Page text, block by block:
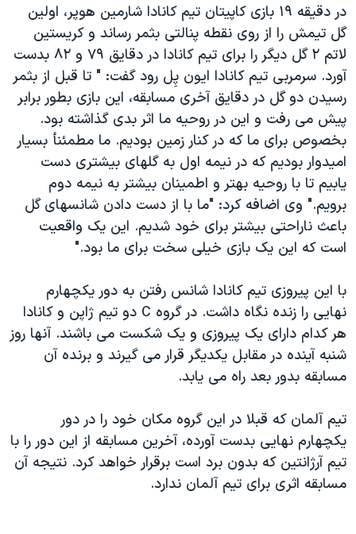
در دقيقه ۱۹ بازی کاپيتان تيم کانادا شارمين هوپر، اولين
گل تيمش را از روی نقطه پنالتی بثمر رساند و کريستين
لاتم ۲ گل ديگر را برای تيم کانادا در دقايق ۷۹ و ۸۲ بدست
آورد. سرمربی تيم کانادا ايون پِل رود گفت: " تا قبل از بثمر
رسيدن دو گل در دقايق آخری مسابقه، اين بازی بطور برابر
پيش می رفت و اين در روحيه ما اثر بدی گذاشته بود.
بخصوص برای ما که در کنار زمين بوديم. ما مطمئنأ بسيار
اميدوار بوديم که در نيمه اول به گلهای بيشتری دست
يابيم تا با روحيه بهتر و اطمينان بيشتر به نيمه دوم
برويم." وی اضافه کرد: "ما با از دست دادن شانسهای گل
باعث ناراحتی بيشتر برای خود شديم. اين يک واقعيت
است که اين يک بازی خيلی سخت برای ما بود."
با اين پيروزی تيم کانادا شانس رفتن به دور يکچهارم
نهايی را زنده نگاه داشت. در گروه C دو تيم ژاپن و کانادا
هر کدام دارای يک پيروزی و يک شکست می باشند. آنها روز
شنبه آينده در مقابل يکديگر قرار می گيرند و برنده آن
مسابقه بدور بعد راه می يابد.
تيم آلمان که قبلا در اين گروه مکان خود را در دور
يکچهارم نهايی بدست آورده، آخرين مسابقه از اين دور را با
تيم آرژانتين که بدون برد است برقرار خواهد کرد. نتيجه آن
مسابقه اثری برای تيم آلمان ندارد.